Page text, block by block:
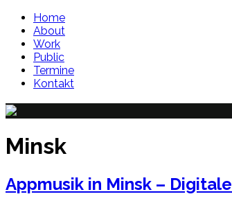
Home
About
Work
Public
Termine
Kontakt
Minsk
Appmusik in Minsk –